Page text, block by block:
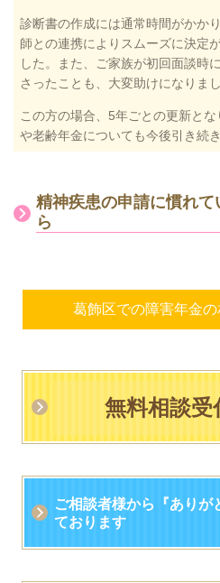
診断書の作成には通常時間がかか
師との連携によりスムーズに決定
した。また、ご家族が初回面談時
さったことも、大変助けになりまし
この方の場合、5年ごとの更新と
や老齢年金についても今後引き続
精神疾患の申請に慣れ
ら
葛飾区での障害年金
無料相談受
ご相談者様から 『ありが
ております